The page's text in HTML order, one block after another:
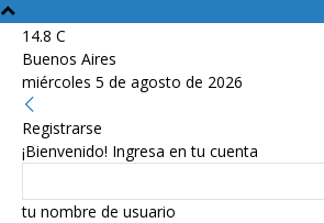
14.8 C
Buenos Aires
miércoles 5 de agosto de 2026
Registrarse
¡Bienvenido! Ingresa en tu cuenta
tu nombre de usuario